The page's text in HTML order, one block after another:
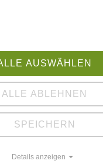
AUSWÄHLEN
ALLE ABLEHNEN
SPEICHERN
Details anzeigen